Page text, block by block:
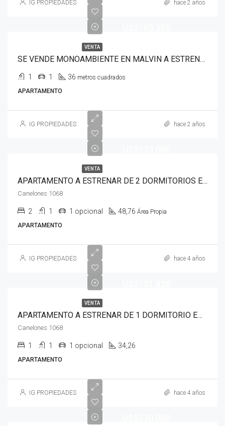
IG PROPIEDADES hace 2 años
VENTA
SE VENDE MONOAMBIENTE EN MALVIN A ESTRENAR CON TERRAZA EXELENTE UBICACION
1 1 36 metros cuadrados
APARTAMENTO
IG PROPIEDADES hace 2 años
VENTA
APARTAMENTO A ESTRENAR DE 2 DORMITORIOS EN EL CENTRO DE MONTEVIDEO
Canelones 1068
2 1 1 opcional 48,76 Área Propia
APARTAMENTO
IG PROPIEDADES hace 4 años
VENTA
APARTAMENTO A ESTRENAR DE 1 DORMITORIO EN CALLE CANELONES 1068
Canelones 1068
1 1 1 opcional 34,26
APARTAMENTO
IG PROPIEDADES hace 4 años